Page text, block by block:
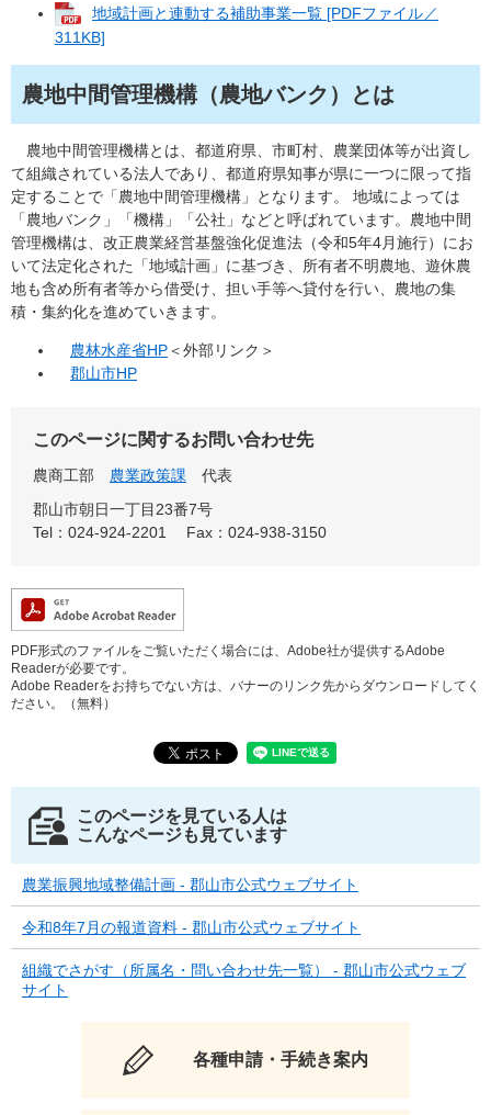
地域計画と連動する補助事業一覧 [PDFファイル／
311KB]
農地中間管理機構（農地バンク）とは
農地中間管理機構とは、都道府県、市町村、農業団体等が出資し
て組織されている法人であり、都道府県知事が県に一つに限って指
定することで「農地中間管理機構」となります。 地域によっては
「農地バンク」「機構」「公社」などと呼ばれています。農地中間
管理機構は、改正農業経営基盤強化促進法（令和5年4月施行）にお
いて法定化された「地域計画」に基づき、所有者不明農地、遊休農
地も含め所有者等から借受け、担い手等へ貸付を行い、農地の集
積・集約化を進めていきます。
農林水産省HP＜外部リンク＞
郡山市HP
このページに関するお問い合わせ先
農商工部 農業政策課
代表
郡山市朝日一丁目23番7号
Tel：024-924-2201
Fax：024-938-3150
PDF形式のファイルをご覧いただく場合には、Adobe社が提供するAdobe
Readerが必要です。
Adobe Readerをお持ちでない方は、バナーのリンク先からダウンロードしてく
ださい。（無料）
このページを見ている人は
こんなページも見ています
農業振興地域整備計画 - 郡山市公式ウェブサイト
令和8年7月の報道資料 - 郡山市公式ウェブサイト
組織でさがす（所属名・問い合わせ先一覧） - 郡山市公式ウェブ
サイト
各種申請・手続き案内